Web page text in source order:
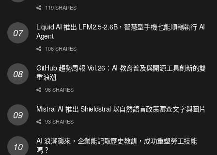
119 SHARES
Liquid AI 推出 LFM2.5-2.6B，智慧型手機也能順暢執行 AI
Agent
106 SHARES
GitHub 趨勢周報 Vol.26：AI 教育普及與開源工具創新的雙
重浪潮
96 SHARES
Mistral AI 推出 Shieldstral 以自然語言政策審查文字與圖片
93 SHARES
AI 浪潮襲來，企業能記取歷史教訓，成功重塑勞工技能
嗎？